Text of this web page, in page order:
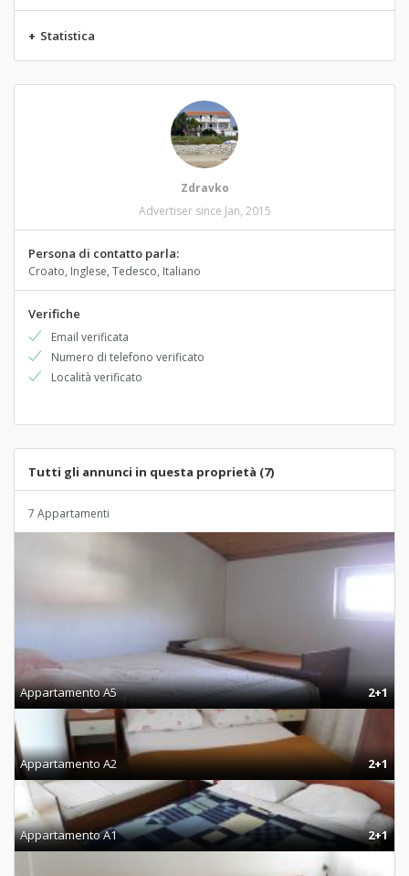
+ Statistica
Zdravko
Advertiser since Jan, 2015
Persona di contatto parla:
Croato, Inglese, Tedesco, Italiano
Verifiche
Email verificata
Numero di telefono verificato
Località verificato
Tutti gli annunci in questa proprietà (7)
7 Appartamenti
Appartamento A5 2+1
Appartamento A2 2+1
Appartamento A1 2+1